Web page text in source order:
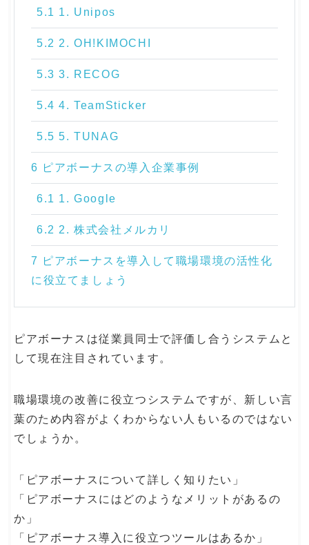
5.1 1. Unipos
5.2 2. OH!KIMOCHI
5.3 3. RECOG
5.4 4. TeamSticker
5.5 5. TUNAG
6 ピアボーナスの導入企業事例
6.1 1. Google
6.2 2. 株式会社メルカリ
7 ピアボーナスを導入して職場環境の活性化
に役立てましょう
ピアボーナスは従業員同士で評価し合うシステムと
して現在注目されています。
職場環境の改善に役立つシステムですが、新しい言
葉のため内容がよくわからない人もいるのではない
でしょうか。
「ピアボーナスについて詳しく知りたい」
「ピアボーナスにはどのようなメリットがあるの
か」
「ピアボーナス導入に役立つツールはあるか」